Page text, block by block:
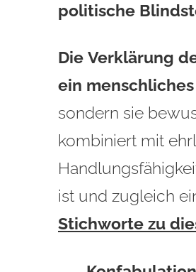
politische
Die Verklärung
ein
sondern sie
kombiniert mit
ist und zugleich
Stichworte zu